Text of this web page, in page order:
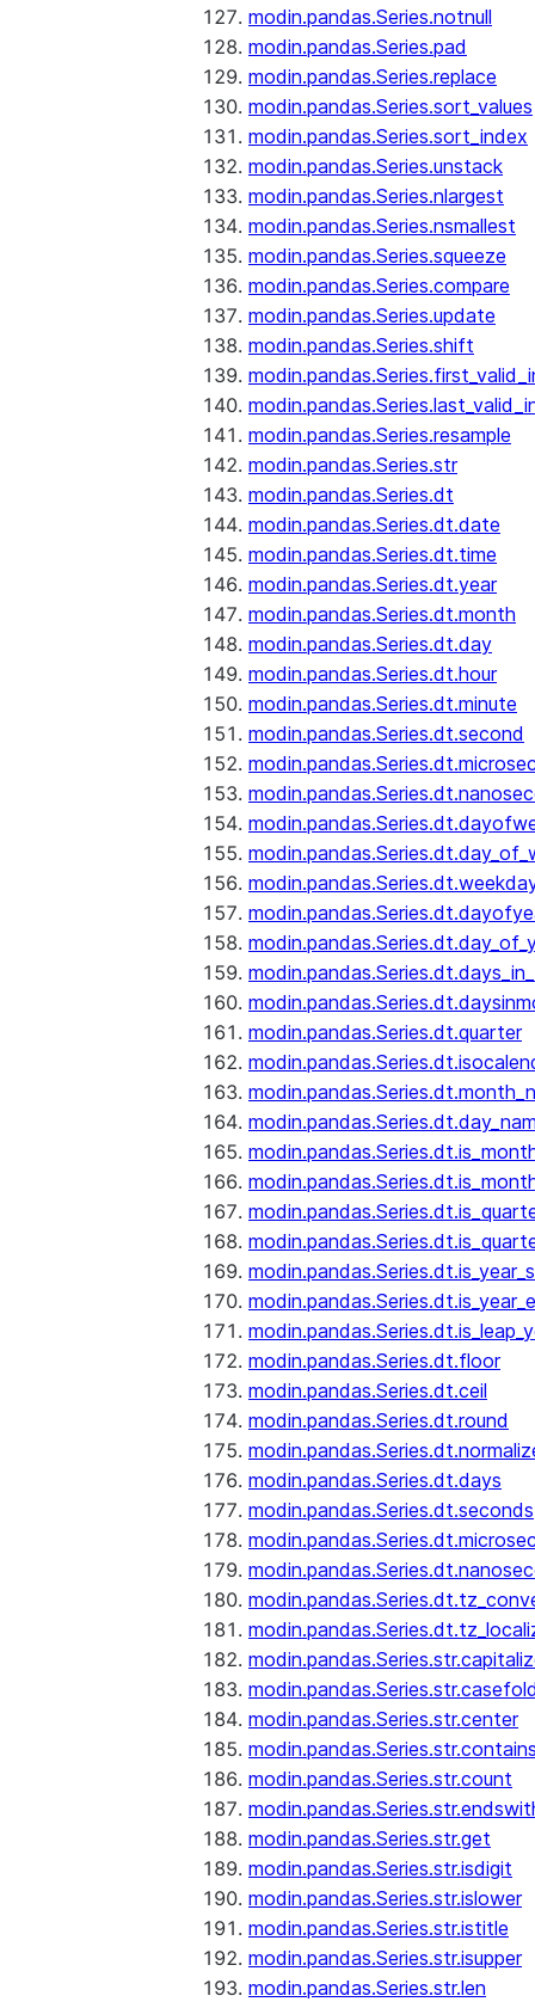
modin.pandas.Series.notnull
modin.pandas.Series.pad
modin.pandas.Series.replace
modin.pandas.Series.sort_values
modin.pandas.Series.sort_index
modin.pandas.Series.unstack
modin.pandas.Series.nlargest
modin.pandas.Series.nsmallest
modin.pandas.Series.squeeze
modin.pandas.Series.compare
modin.pandas.Series.update
modin.pandas.Series.shift
modin.pandas.Series.resample
modin.pandas.Series.str
modin.pandas.Series.dt
modin.pandas.Series.dt.date
modin.pandas.Series.dt.time
modin.pandas.Series.dt.year
modin.pandas.Series.dt.month
modin.pandas.Series.dt.day
modin.pandas.Series.dt.hour
modin.pandas.Series.dt.minute
modin.pandas.Series.dt.second
modin.pandas.Series.dt.quarter
modin.pandas.Series.dt.floor
modin.pandas.Series.dt.ceil
modin.pandas.Series.dt.round
modin.pandas.Series.dt.days
modin.pandas.Series.dt.seconds
modin.pandas.Series.str.center
modin.pandas.Series.str.count
modin.pandas.Series.str.get
modin.pandas.Series.str.isdigit
modin.pandas.Series.str.islower
modin.pandas.Series.str.istitle
modin.pandas.Series.str.isupper
modin.pandas.Series.str.len